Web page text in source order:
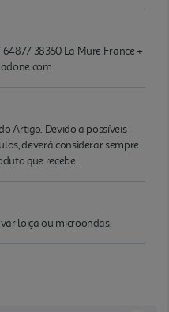
38350 La Mure France +
Artigo. Devido a possíveis
deverá considerar sempre
que recebe.
loiça ou microondas.